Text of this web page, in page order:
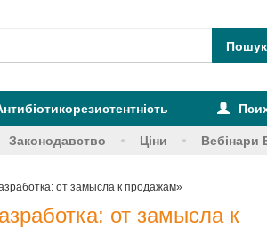
Законодавство Ціни Вебінари
от замысла к продажам»
от замысла к